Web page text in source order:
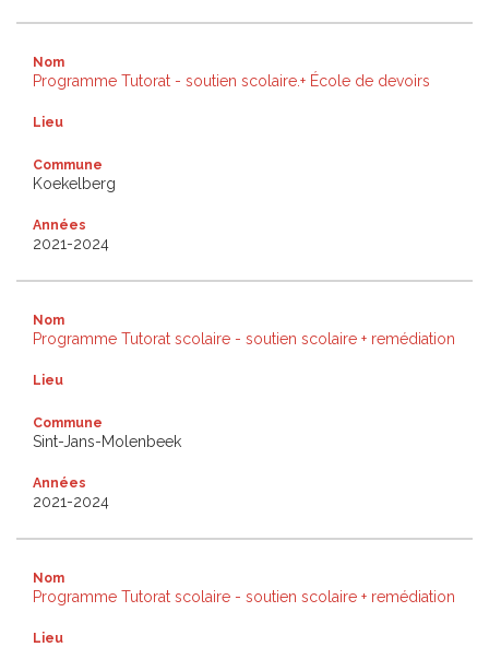
Nom
Programme Tutorat - soutien scolaire.+ École de devoirs
Lieu
Commune
Koekelberg
Années
2021-2024
Nom
Programme Tutorat scolaire - soutien scolaire + remédiation
Lieu
Commune
Sint-Jans-Molenbeek
Années
2021-2024
Nom
Programme Tutorat scolaire - soutien scolaire + remédiation
Lieu